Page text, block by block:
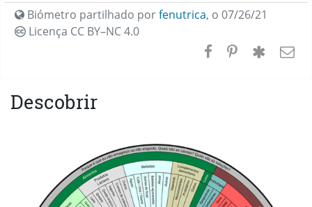
Biómetro partilhado porfenutrica, o 07/26/21
Licença CC BY–NC 4.0
Descobrir